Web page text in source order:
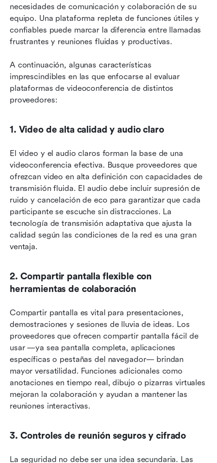
necesidades de comunicación y colaboración de su
equipo. Una plataforma repleta de funciones útiles y
confiables puede marcar la diferencia entre llamadas
frustrantes y reuniones fluidas y productivas.
A continuación, algunas características
imprescindibles en las que enfocarse al evaluar
plataformas de videoconferencia de distintos
proveedores:
1. Video de alta calidad y audio claro
El video y el audio claros forman la base de una
videoconferencia efectiva. Busque proveedores que
ofrezcan video en alta definición con capacidades de
transmisión fluida. El audio debe incluir supresión de
ruido y cancelación de eco para garantizar que cada
participante se escuche sin distracciones. La
tecnología de transmisión adaptativa que ajusta la
calidad según las condiciones de la red es una gran
ventaja.
2. Compartir pantalla flexible con
herramientas de colaboración
Compartir pantalla es vital para presentaciones,
demostraciones y sesiones de lluvia de ideas. Los
proveedores que ofrecen compartir pantalla fácil de
usar —ya sea pantalla completa, aplicaciones
específicas o pestañas del navegador— brindan
mayor versatilidad. Funciones adicionales como
anotaciones en tiempo real, dibujo o pizarras virtuales
mejoran la colaboración y ayudan a mantener las
reuniones interactivas.
3. Controles de reunión seguros y cifrado
La seguridad no debe ser una idea secundaria. Las